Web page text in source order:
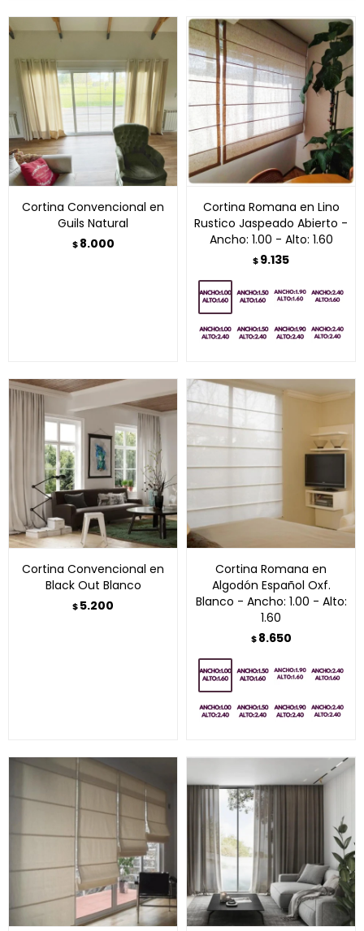
Cortina Convencional en
Guils Natural
$ 8.000
Cortina Romana en Lino
Rustico Jaspeado Abierto -
Ancho: 1.00 - Alto: 1.60
$9.135
Cortina Convencional en
Black Out Blanco
$5.200
Cortina Romana en
Algodón Español Oxf.
Blanco - Ancho: 1.00 - Alto:
1.60
$ 8.650